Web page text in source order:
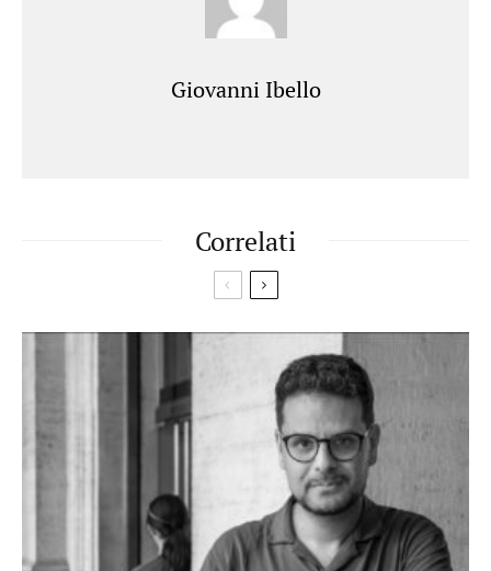
Giovanni Ibello
Correlati